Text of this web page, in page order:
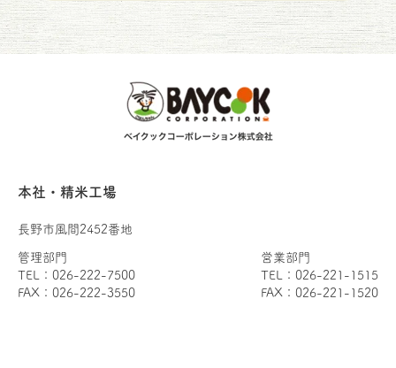
本社・精米工場
長野市風間2452番地
管理部門
TEL：026-222-7500
FAX：026-222-3550
営業部門
TEL：026-221-1515
FAX：026-221-1520